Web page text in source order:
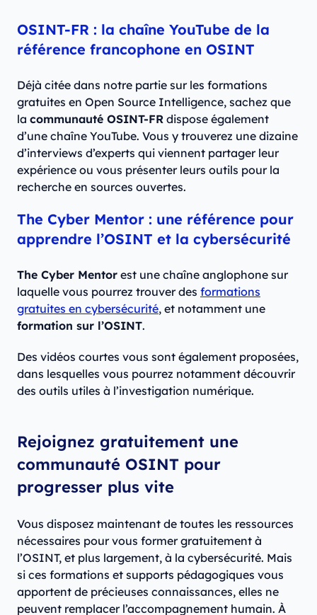
OSINT-FR : la chaîne YouTube de la
référence francophone en OSINT
Déjà citée dans notre partie sur les formations
gratuites en Open Source Intelligence, sachez que
la communauté OSINT-FR dispose également
d’une chaîne YouTube. Vous y trouverez une dizaine
d’interviews d’experts qui viennent partager leur
expérience ou vous présenter leurs outils pour la
recherche en sources ouvertes.
The Cyber Mentor : une référence pour
apprendre l’OSINT et la cybersécurité
The Cyber Mentor est une chaîne anglophone sur
laquelle vous pourrez trouver des formations
gratuites en cybersécurité, et notamment une
formation sur l’OSINT.
Des vidéos courtes vous sont également proposées,
dans lesquelles vous pourrez notamment découvrir
des outils utiles à l’investigation numérique.
Rejoignez gratuitement une
communauté OSINT pour
progresser plus vite
Vous disposez maintenant de toutes les ressources
nécessaires pour vous former gratuitement à
l’OSINT, et plus largement, à la cybersécurité. Mais
si ces formations et supports pédagogiques vous
apportent de précieuses connaissances, elles ne
peuvent remplacer l’accompagnement humain. À